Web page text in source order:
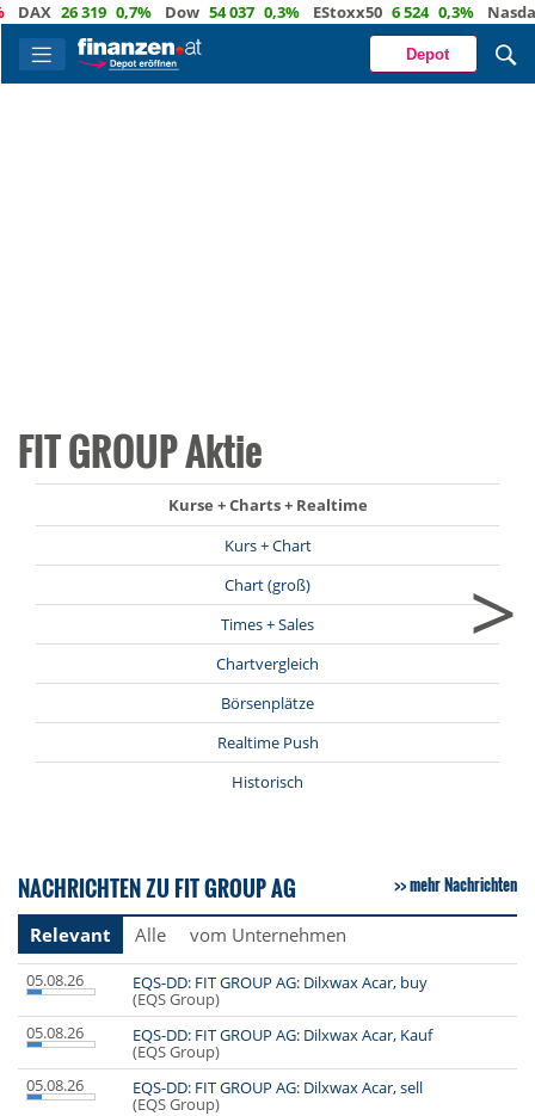
26 319 0,7% Dow 54 037 0,3% EStoxx50 6 524 0,3% Nasdaq
Depot
FIT GROUP Aktie
Kurse + Charts + Realtime
Kurs + Chart
Chart (groß)
Times + Sales
Chartvergleich
Börsenplätze
Realtime Push
Historisch
>
NACHRICHTEN ZU FIT GROUP AG mehr Nachrichten
Relevant Alle vom Unternehmen
05.08.26 EQS-DD: FIT GROUP AG: Dilxwax Acar, buy
(EQS Group)
05.08.26
EQS-DD: FIT GROUP AG: Dilxwax Acar, Kauf
(EQS Group)
05.08.26
EQS-DD: FIT GROUP AG: Dilxwax Acar, sell
(EQS Group)